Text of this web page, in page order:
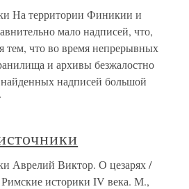
На территории Финикии и
мало надписей, что,
тем, что во время непрерывных
и архивы безжалостно
надписей большой
Аврелий Виктор. О цезарях /
историки IV века. М.,